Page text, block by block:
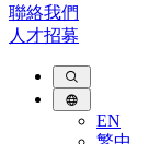
聯絡我們
人才招募
EN